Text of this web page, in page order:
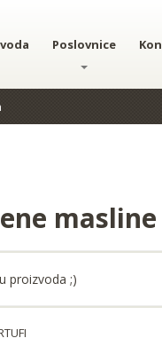
Poslovnice
proizvoda ;)